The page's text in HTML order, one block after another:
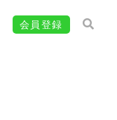
会員登録